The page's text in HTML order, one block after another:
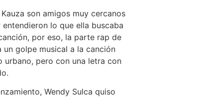
son amigos muy cercanos
entendieron lo que ella buscaba
por eso, la parte rap de
un golpe musical a la canción
urbano, pero con una letra con
Wendy Sulca quiso